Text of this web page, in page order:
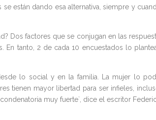
se están dando esa alternativa, siempre y
Dos factores que se conjugan en las
En tanto, 2 de cada 10 encuestados lo
lo social y en la familia. La mujer lo
tienen mayor libertad para ser infieles,
muy fuerte`, dice el escritor